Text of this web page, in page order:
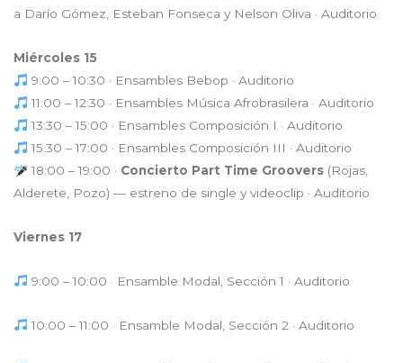
a Darío Gómez, Esteban Fonseca y Nelson Oliva · Auditorio
Miércoles 15
9:00 – 10:30 · Ensambles Bebop · Auditorio
11:00 – 12:30 · Ensambles Música Afrobrasilera · Auditorio
13:30 – 15:00 · Ensambles Composición I · Auditorio
15:30 – 17:00 · Ensambles Composición III · Auditorio
18:00 – 19:00 · Concierto Part Time Groovers(Rojas,
Alderete, Pozo) — estreno de single y videoclip · Auditorio
Viernes 17
9:00 – 10:00 · Ensamble Modal, Sección 1 · Auditorio
10:00 – 11:00 · Ensamble Modal, Sección 2 · Auditorio